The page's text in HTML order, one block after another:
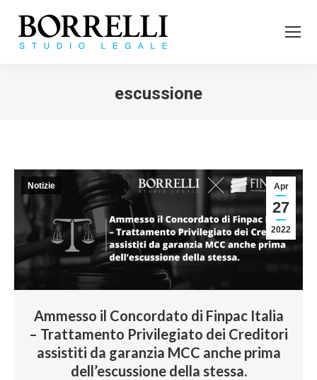
escussione
Ammesso il Concordato di Finpac Italia
– Trattamento Privilegiato dei Creditori
assistiti da garanzia MCC anche prima
dell’escussione della stessa.
Apr
27
2022
Notizie